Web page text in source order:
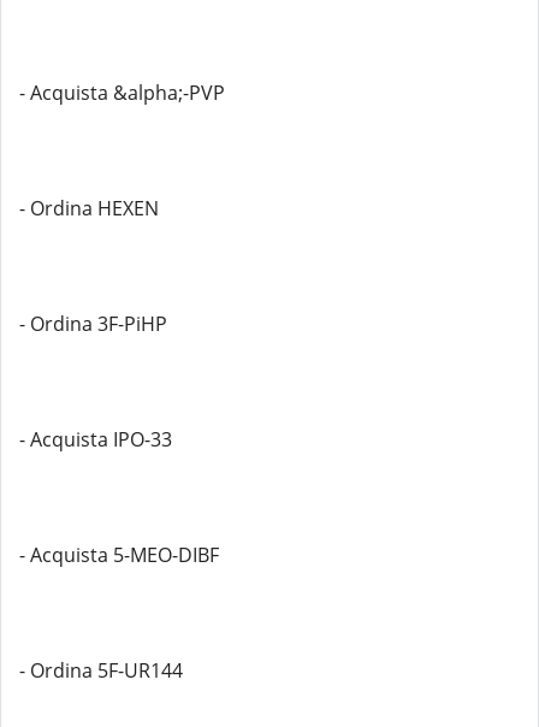
- Acquista &alpha;-PVP
- Ordina HEXEN
- Ordina 3F-PiHP
- Acquista IPO-33
- Acquista 5-MEO-DIBF
- Ordina 5F-UR144